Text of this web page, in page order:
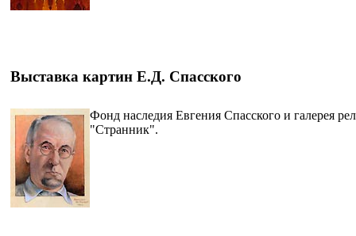
Выставка картин Е.Д. Спасского
Фонд наследия Евгения Спасского и галерея
"Странник".